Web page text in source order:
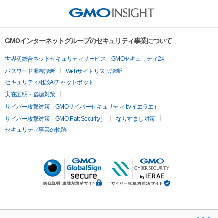
GMOインターネットグループのセキュリティ事業について
世界初総合ネットセキュリティサービス「GMOセキュリティ24」
パスワード漏洩診断
Webサイトリスク診断
セキュリティ相談AIチャットボット
実在証明・盗聴対策
サイバー攻撃対策（GMOサイバーセキュリティ byイエラエ）
サイバー攻撃対策（GMO Flatt Security）
なりすまし対策
セキュリティ事業の軌跡